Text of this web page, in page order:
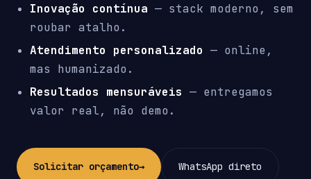
Inovação contínua — stack moderno, sem
roubar atalho.
Atendimento personalizado — online,
mas humanizado.
Resultados mensuráveis — entregamos
valor real, não demo.
Solicitar orçamento→ WhatsApp direto